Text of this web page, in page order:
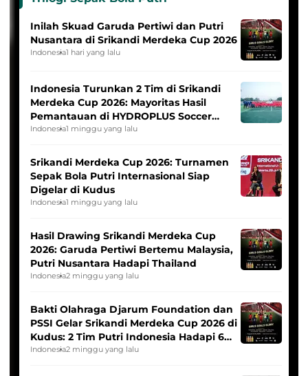
Inilah Skuad Garuda Pertiwi dan Putri
Nusantara di Srikandi Merdeka Cup 2026
Indonesia1 hari yang lalu
Indonesia Turunkan 2 Tim di Srikandi
Merdeka Cup 2026: Mayoritas Hasil
Pemantauan di HYDROPLUS Soccer
League
Indonesia1 minggu yang lalu
Srikandi Merdeka Cup 2026: Turnamen
Sepak Bola Putri Internasional Siap
Digelar di Kudus
Indonesia1 minggu yang lalu
Hasil Drawing Srikandi Merdeka Cup
2026: Garuda Pertiwi Bertemu Malaysia,
Putri Nusantara Hadapi Thailand
Indonesia2 minggu yang lalu
Bakti Olahraga Djarum Foundation dan
PSSI Gelar Srikandi Merdeka Cup 2026 di
Kudus: 2 Tim Putri Indonesia Hadapi 6
Tim Asia
Indonesia2 minggu yang lalu